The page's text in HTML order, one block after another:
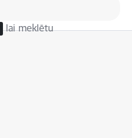
lai meklētu